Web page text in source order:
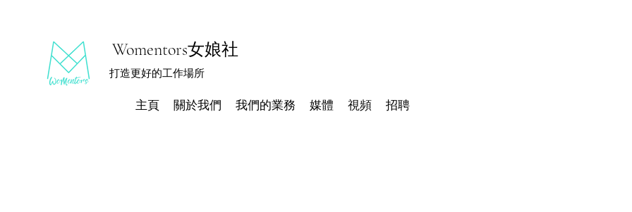
Womentors女娘社
打造更好的工作場所
主頁 關於我們 我們的業務 媒體 視頻 招聘